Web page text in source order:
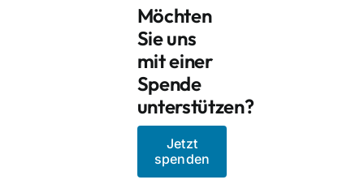
Möchten
Sie uns
mit einer
Spende
unterstützen?
Jetzt
spenden